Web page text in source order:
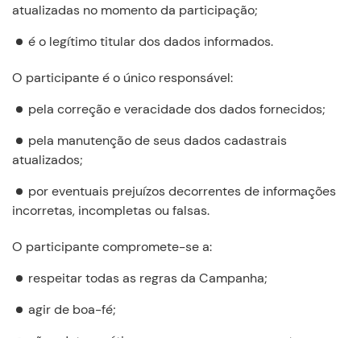
atualizadas no momento da participação;
é o legítimo titular dos dados informados.
O participante é o único responsável:
pela correção e veracidade dos dados fornecidos;
pela manutenção de seus dados cadastrais
atualizados;
por eventuais prejuízos decorrentes de informações
incorretas, incompletas ou falsas.
O participante compromete-se a:
respeitar todas as regras da Campanha;
agir de boa-fé;